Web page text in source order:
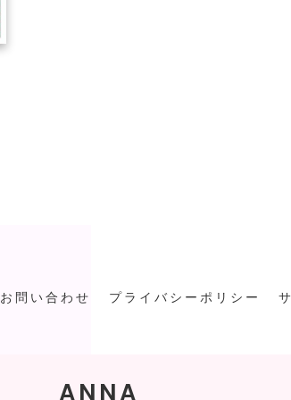
お問い合わせ プライバシーポリシー
ANNA